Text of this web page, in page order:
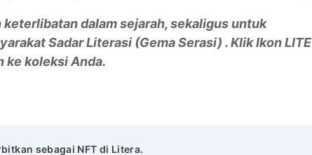
dalam sejarah, sekaligus untuk
Sadar Literasi (Gema Serasi) . Klik Ikon LITE
ke koleksi Anda.
sebagai NFT di Litera.